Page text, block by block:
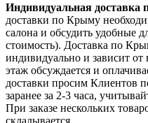
Индивидуальная
доставки по Крыму
салона и обсудить удобные
стоимость). Доставка по
индивидуально и зависит от
этаж обсуждается и
доставки просим Клиентов
заранее за 2-3 часа,
При заказе нескольких
складывается.